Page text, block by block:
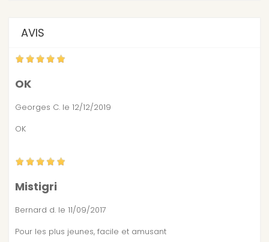
AVIS
OK
Georges C. le 12/12/2019
OK
Mistigri
Bernard d. le 11/09/2017
Pour les plus jeunes, facile et amusant